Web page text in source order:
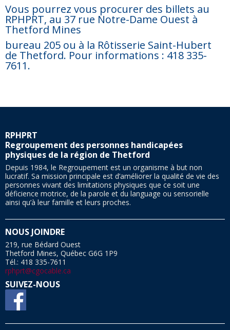
Vous pourrez vous procurer des billets au
RPHPRT, au 37 rue Notre-Dame Ouest à
Thetford Mines
bureau 205 ou à la Rôtisserie Saint-Hubert
de Thetford. Pour informations : 418 335-
7611.
RPHPRT
Regroupement des personnes handicapées
physiques de la région de Thetford
Depuis 1984, le Regroupement est un organisme à but non
lucratif. Sa mission principale est d’améliorer la qualité de vie des
personnes vivant des limitations physiques que ce soit une
déficience motrice, de la parole et du language ou sensorielle
ainsi qu’à leur famille et leurs proches.
NOUS JOINDRE
219, rue Bédard Ouest
Thetford Mines, Québec G6G 1P9
Tél.: 418 335-7611
rphprt@cgocable.ca
SUIVEZ-NOUS